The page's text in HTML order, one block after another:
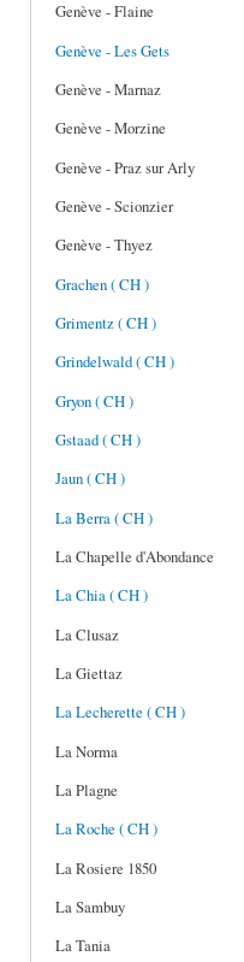
Genève - Flaine
Genève - Les Gets
Genève - Marnaz
Genève - Morzine
Genève - Praz sur Arly
Genève - Scionzier
Genève - Thyez
Grachen ( CH )
Grimentz ( CH )
Grindelwald ( CH )
Gryon ( CH )
Gstaad ( CH )
Jaun ( CH )
La Berra ( CH )
La Chapelle d'Abondance
La Chia ( CH )
La Clusaz
La Giettaz
La Lecherette ( CH )
La Norma
La Plagne
La Roche ( CH )
La Rosiere 1850
La Sambuy
La Tania